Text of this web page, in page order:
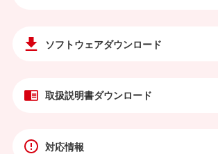
ソフトウェアダウンロード
取扱説明書ダウンロード
対応情報